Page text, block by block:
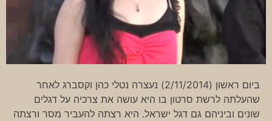
ביום ראשון (2/11/2014) נעצרה נטלי כהן וקסברג לאחר
שהעלתה לרשת סרטון בו היא עושה את צרכיה על דגלים
שונים וביניהם גם דגל ישראל. היא רצתה להעביר מסר ורצתה